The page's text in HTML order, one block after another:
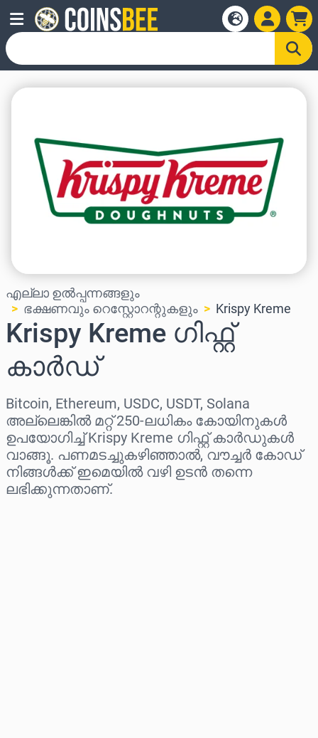
എല്ലാ ഉൽപ്പന്നങ്ങളും
ഭക്ഷണവും റെസ്റ്റോറന്റുകളും
Krispy Kreme
Krispy Kreme ഗിഫ്റ്റ്
കാർഡ്
Bitcoin, Ethereum, USDC, USDT, Solana
അല്ലെങ്കിൽ മറ്റ് 250-ലധികം കോയിനുകൾ
ഉപയോഗിച്ച് Krispy Kreme ഗിഫ്റ്റ് കാർഡുകൾ
വാങ്ങൂ. പണമടച്ചുകഴിഞ്ഞാൽ, വൗച്ചർ കോഡ്
നിങ്ങൾക്ക് ഇമെയിൽ വഴി ഉടൻ തന്നെ
ലഭിക്കുന്നതാണ്.